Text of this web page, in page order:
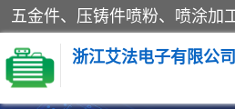
五金件、压铸件喷粉、喷涂加
浙江艾法电子有限公司